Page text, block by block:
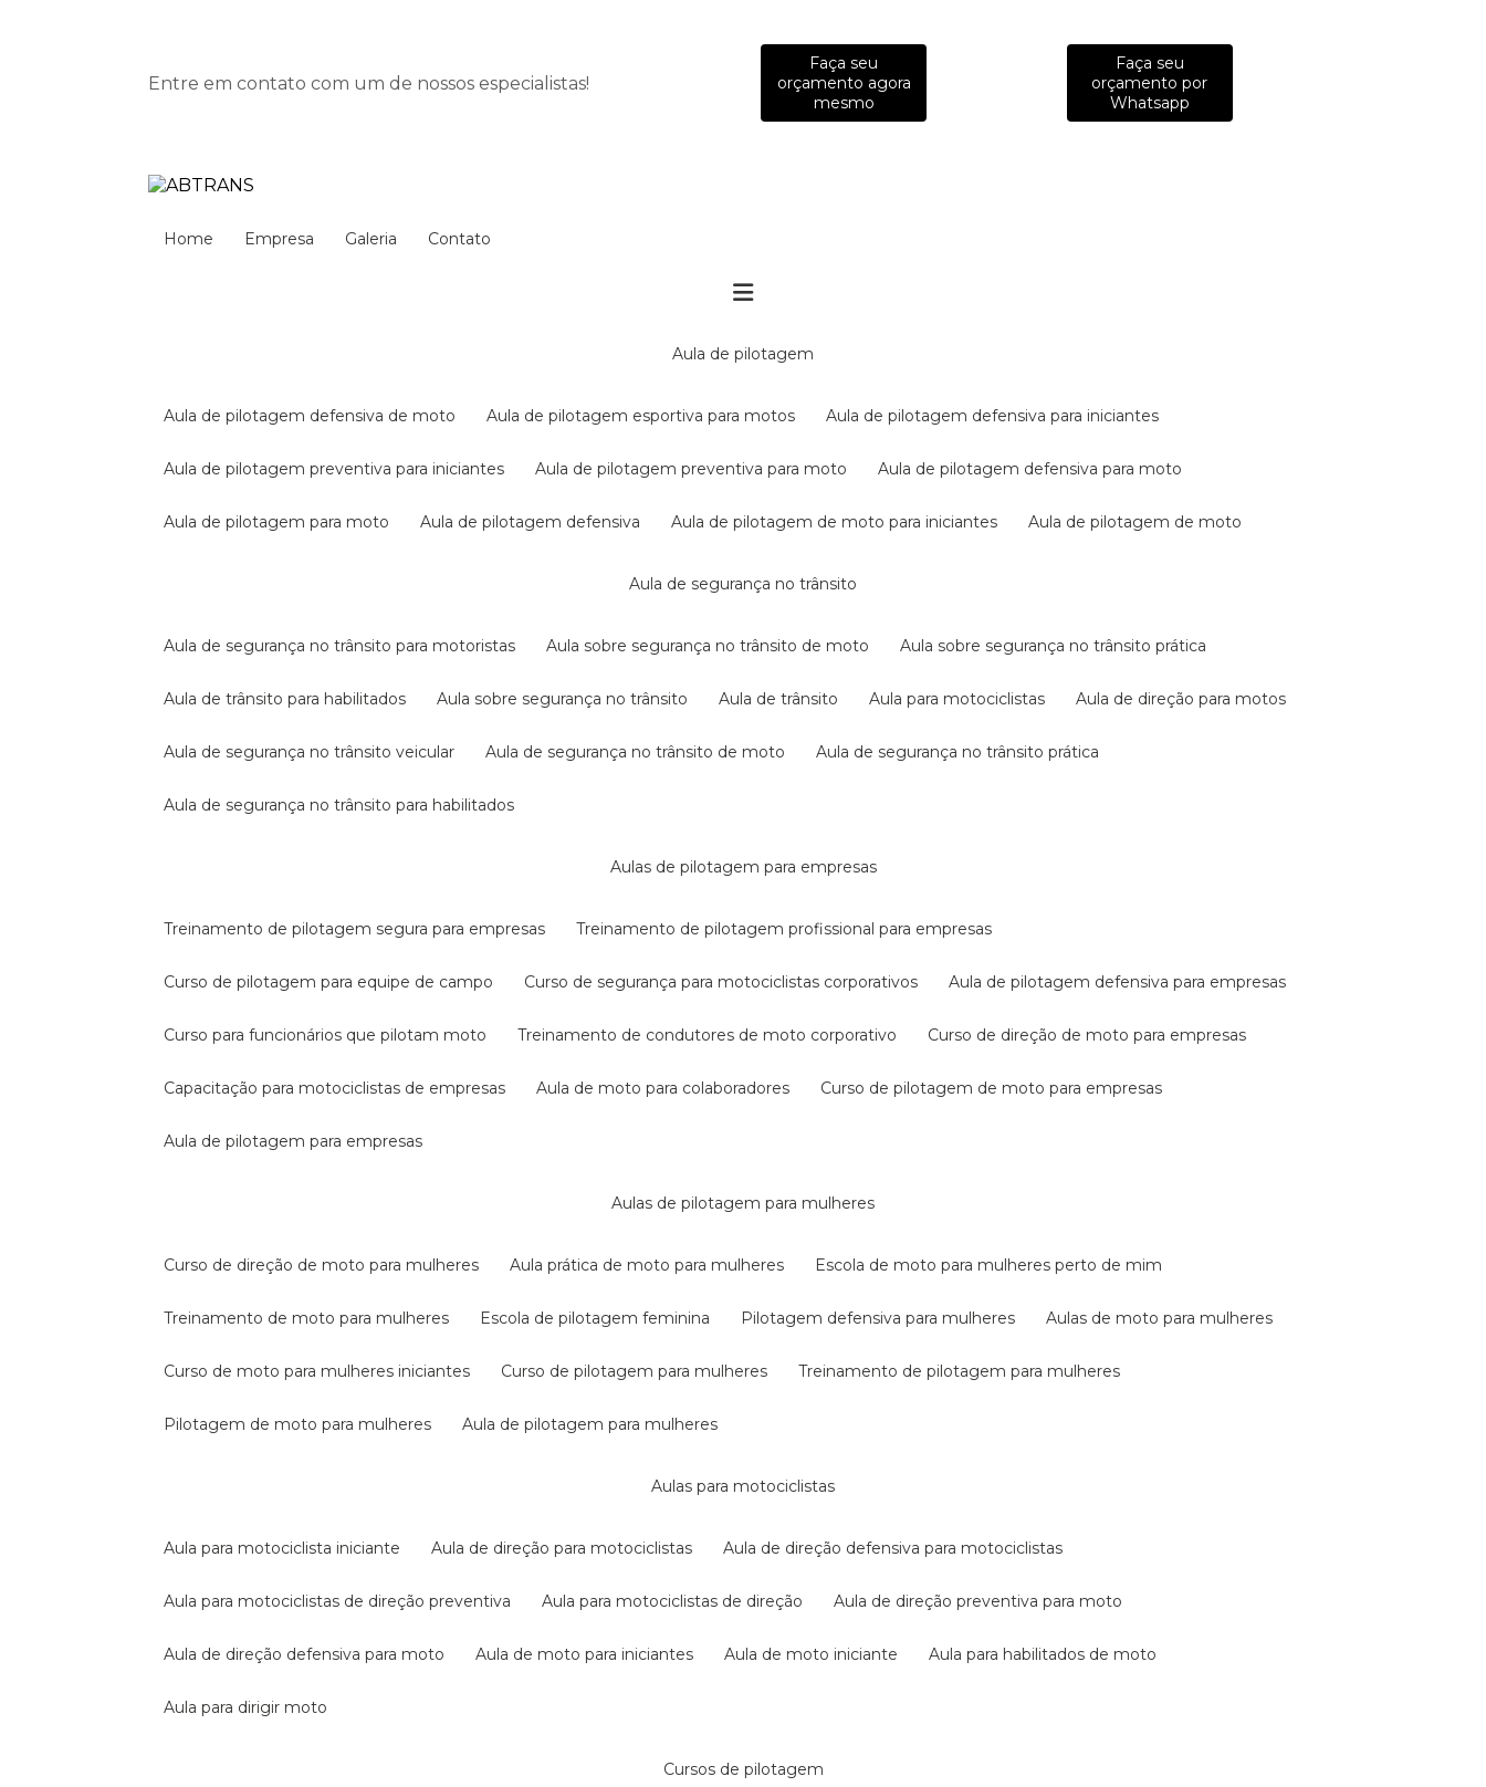
Entre em contato com um de nossos especialistas!
Faça seu
orçamento agora
mesmo
Faça seu
orçamento por
Whatsapp
Home Empresa Galeria Contato
aula de pilotagem
aula de pilotagem defensiva de moto aula de pilotagem esportiva para motos aula de pilotagem defensiva para iniciantes
aula de pilotagem preventiva para iniciantes aula de pilotagem preventiva para moto aula de pilotagem defensiva para moto
aula de pilotagem para moto aula de pilotagem defensiva aula de pilotagem de moto para iniciantes aula de pilotagem de moto
aula de segurança no trânsito
aula de segurança no trânsito para motoristas aula sobre segurança no trânsito de moto aula sobre segurança no trânsito prática
aula de trânsito para habilitados aula sobre segurança no trânsito aula de trânsito aula para motociclistas aula de direção para motos
aula de segurança no trânsito veicular aula de segurança no trânsito de moto aula de segurança no trânsito prática
aula de segurança no trânsito para habilitados
aulas de pilotagem para empresas
treinamento de pilotagem segura para empresas treinamento de pilotagem profissional para empresas
curso de pilotagem para equipe de campo curso de segurança para motociclistas corporativos aula de pilotagem defensiva para empresas
curso para funcionários que pilotam moto treinamento de condutores de moto corporativo curso de direção de moto para empresas
capacitação para motociclistas de empresas aula de moto para colaboradores curso de pilotagem de moto para empresas
aula de pilotagem para empresas
aulas de pilotagem para mulheres
curso de direção de moto para mulheres aula prática de moto para mulheres escola de moto para mulheres perto de mim
treinamento de moto para mulheres escola de pilotagem feminina pilotagem defensiva para mulheres aulas de moto para mulheres
curso de moto para mulheres iniciantes curso de pilotagem para mulheres treinamento de pilotagem para mulheres
pilotagem de moto para mulheres aula de pilotagem para mulheres
aulas para motociclistas
aula para motociclista iniciante aula de direção para motociclistas aula de direção defensiva para motociclistas
aula para motociclistas de direção preventiva aula para motociclistas de direção aula de direção preventiva para moto
aula de direção defensiva para moto aula de moto para iniciantes aula de moto iniciante aula para habilitados de moto
aula para dirigir moto
cursos de pilotagem